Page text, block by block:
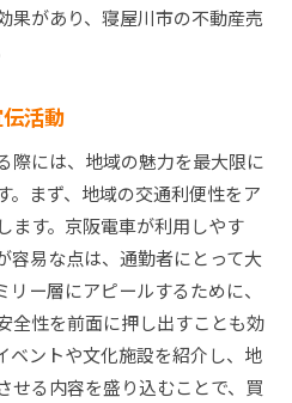
果があり、寝屋川市の不動産売
活動
際には、地域の魅力を最大限に
。まず、地域の交通利便性をア
ます。京阪電車が利用しやす
容易な点は、通勤者にとって大
ー層にアピールするために、
全性を前面に押し出すことも効
ベントや文化施設を紹介し、地
せる内容を盛り込むことで、買